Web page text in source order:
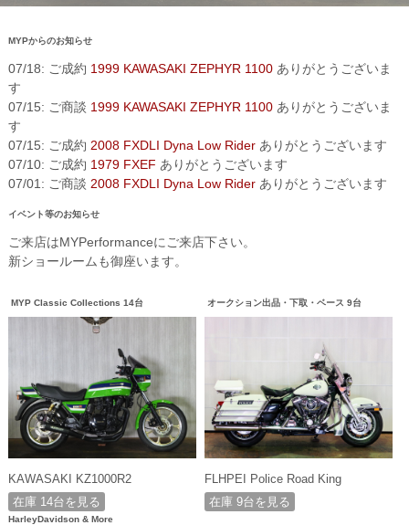
MYPからのお知らせ
07/18: ご成約 1999 KAWASAKI ZEPHYR 1100ありがとうございま
す
07/15: ご商談 1999 KAWASAKI ZEPHYR 1100ありがとうございま
す
07/15: ご成約 2008 FXDLI Dyna Low Riderありがとうございます
07/10: ご成約 1979 FXEF ありがとうございます
07/01: ご商談 2008 FXDLI Dyna Low Riderありがとうございます
イベント等のお知らせ
ご来店はMYPerformanceにご来店下さい。
新ショールームも御座います。
MYP Classic Collections 14台
KAWASAKI KZ1000R2
在庫 14台を見る
オークション出品・下取・ベース 9台
FLHPEI Police Road King
在庫 9台を見る
HarleyDavidson & More